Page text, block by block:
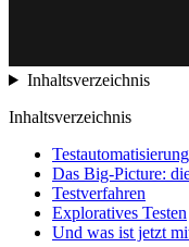
Inhaltsverzeichnis
Inhaltsverzeichnis
Das Big-Picture:
Testverfahren
Exploratives Testen
Und was ist jetzt